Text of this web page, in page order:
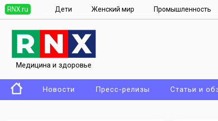
RNX.ru Дети Женский мир Промышленность
Медицина и здоровье
Новости Пресс-релизы Статьи и